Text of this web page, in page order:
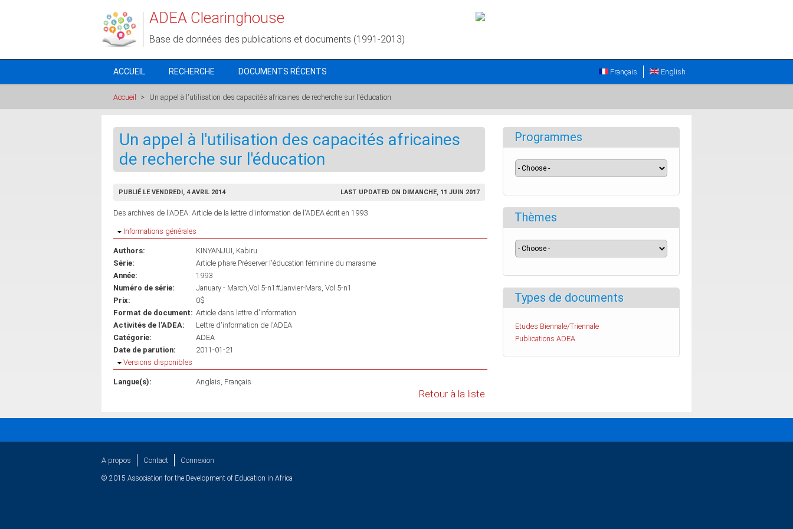
ADEA Clearinghouse
Base de données des publications et documents (1991-2013)
ACCUEIL RECHERCHE DOCUMENTS RÉCENTS English
Français
Accueil > Un appel à l'utilisation des capacités africaines de recherche sur l'éducation
Un appel à l'utilisation des capacités africaines
de recherche sur l'éducation
PUBLIÉ LE VENDREDI, 4 AVRIL 2014 LAST UPDATED ON DIMANCHE, 11 JUIN 2017
Des archives de l'ADEA: Article de la lettre d'information de l'ADEA écrit en 1993
Masquer
Informations générales
Authors:
KINYANJUI, Kabiru
Série:
Article phare:Préserver l'éducation féminine du marasme
Année:
1993
Numéro de série:
January - March,Vol 5-n1#Janvier-Mars, Vol 5-n1
Prix:
0$
Format de document: Article dans lettre d'information
Activités de l'ADEA:
Lettre d'information de l'ADEA
Catégorie:
ADEA
Date de parution:
2011-01-21
Masquer
Versions disponibles
Langue(s): Anglais Français
Retour à la liste
Programmes
Thèmes
Types de documents
Etudes Biennale/Triennale
Publications ADEA
A propos Contact Connexion
© 2015 Association for the Development of Education in Africa